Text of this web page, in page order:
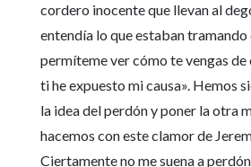
cordero inocente que llevan al
entendía lo que estaban
permíteme ver cómo te vengas de
ti he expuesto mi causa». Hemos
la idea del perdón y poner la otra
hacemos con este clamor de
Ciertamente no me suena a